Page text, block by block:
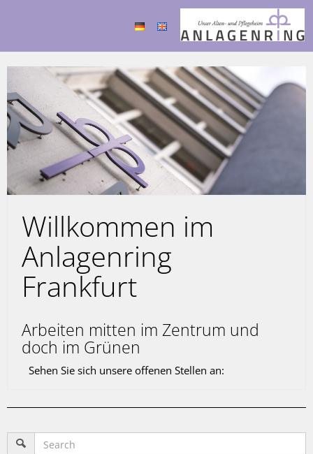
Willkommen im
Anlagenring
Frankfurt
Arbeiten mitten im Zentrum und
doch im Grünen
Sehen Sie sich unsere offenen Stellen an: